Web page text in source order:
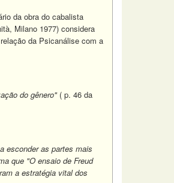
da obra do cabalista
Milano 1977) considera
da Psicanálise com a
do gênero"( p. 46 da
esconder as partes mais
que "O ensaio de Freud
a estratégia vital dos